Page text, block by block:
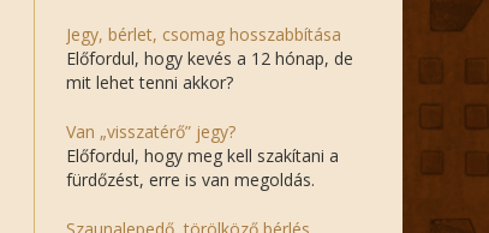
Jegy, bérlet, csomag hosszabbítása
Előfordul, hogy kevés a 12 hónap, de
mit lehet tenni akkor?
Van „visszatérő” jegy?
Előfordul, hogy meg kell szakítani a
fürdőzést, erre is van megoldás.